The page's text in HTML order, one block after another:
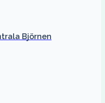
Björnen